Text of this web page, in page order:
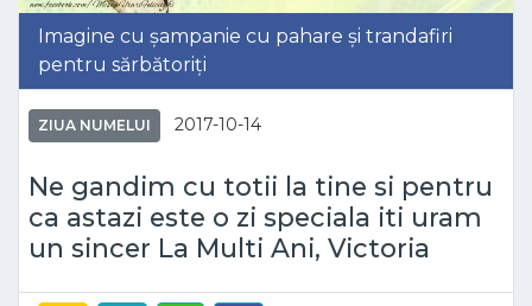
Imagine cu șampanie cu pahare și trandafiri
pentru sărbătoriți
ZIUA NUMELUI 2017-10-14
Ne gandim cu totii la tine si pentru
ca astazi este o zi speciala iti uram
un sincer La Multi Ani, Victoria